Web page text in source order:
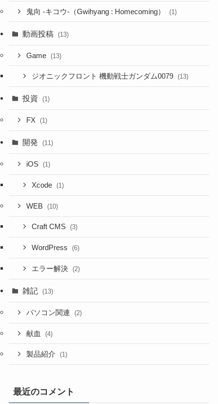
鬼向 -キコウ-（Gwihyang : Homecoming） (1)
動画投稿 (13)
Game (13)
ジオニックフロント 機動戦士ガンダム0079 (13)
投資 (1)
FX (1)
開発 (11)
iOS (1)
Xcode (1)
WEB (10)
Craft CMS (3)
WordPress (6)
エラー解決 (2)
雑記 (13)
パソコン関連 (2)
献血 (4)
製品紹介 (1)
最近のコメント